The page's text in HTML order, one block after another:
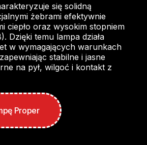
się solidną
żebrami efektywnie
ciepło oraz wysokim stopniem
Dzięki temu lampa działa
w wymagających warunkach
stabilne i jasne
na pył, wilgoć i kontakt z
Proper